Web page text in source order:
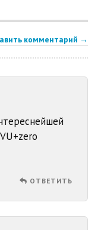
комментарий →
ОТВЕТИТЬ